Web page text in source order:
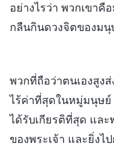
อย่างไรว่า พวกเขาคื
กลืนกินดวงจิตของมนุ
พวกที่ถือว่าตนเองสูง
ไร้ค่าที่สุดในหมู่มนุษ
ได้รับเกียรติที่สุด แล
ของพระเจ้า และยิ่งไ